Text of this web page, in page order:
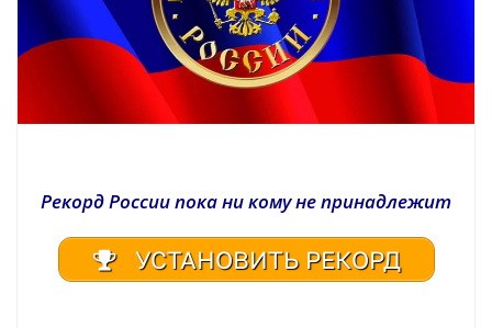
Рекорд России пока ни кому не принадлежит
УСТАНОВИТЬ РЕКОРД